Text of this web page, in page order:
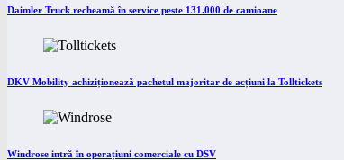
Daimler Truck recheamă în service peste 131.000 de camioane
DKV Mobility achiziționează pachetul majoritar de acțiuni la Tolltickets
Windrose intră în operațiuni comerciale cu DSV